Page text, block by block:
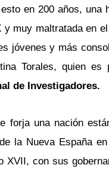
en 200 años,
muy maltratada en
jóvenes y más
Torales, quien
de Investigadores.
forja una nación
la Nueva España
XVII, con sus